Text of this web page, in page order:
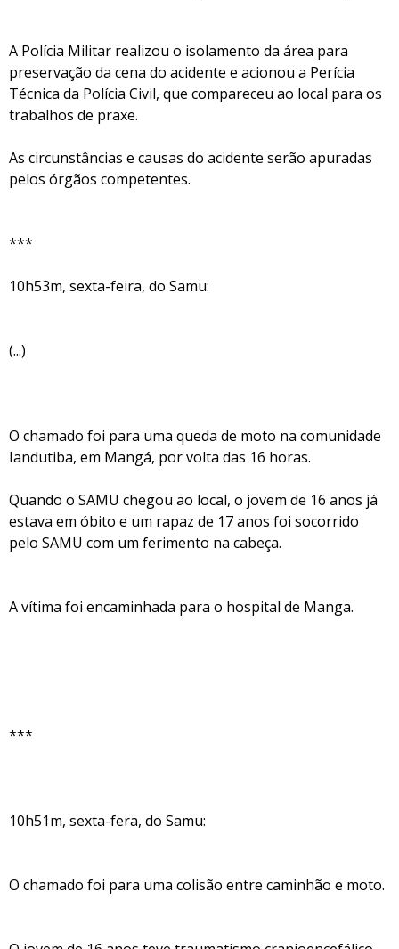
A Polícia Militar realizou o isolamento da área para
preservação da cena do acidente e acionou a Perícia
Técnica da Polícia Civil, que compareceu ao local para os
trabalhos de praxe.
As circunstâncias e causas do acidente serão apuradas
pelos órgãos competentes.
***
10h53m, sexta-feira, do Samu:
(...)
O chamado foi para uma queda de moto na comunidade
Iandutiba, em Mangá, por volta das 16 horas.
Quando o SAMU chegou ao local, o jovem de 16 anos já
estava em óbito e um rapaz de 17 anos foi socorrido
pelo SAMU com um ferimento na cabeça.
A vítima foi encaminhada para o hospital de Manga.
***
10h51m, sexta-fera, do Samu:
O chamado foi para uma colisão entre caminhão e moto.